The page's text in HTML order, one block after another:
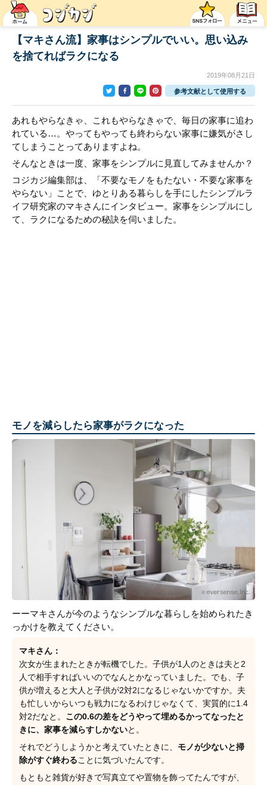
【マキさん流】家事はシンプルでいい。思い込み
を捨てればラクになる
2019年08月21日
参考文献として使用する
あれもやらなきゃ、これもやらなきゃで、毎日の家事に追わ
れている…。やってもやっても終わらない家事に嫌気がさし
てしまうことってありますよね。
そんなときは一度、家事をシンプルに見直してみませんか？
コジカジ編集部は、「不要なモノをもたない・不要な家事を
やらない」ことで、ゆとりある暮らしを手にしたシンプルラ
イフ研究家のマキさんにインタビュー。家事をシンプルにし
て、ラクになるための秘訣を伺いました。
モノを減らしたら家事がラクになった
ーーマキさんが今のようなシンプルな暮らしを始められたき
っかけを教えてください。
マキさん：
次女が生まれたときが転機でした。子供が1人のときは夫と2
人で相手すればいいのでなんとかなっていました。でも、子
供が増えると大人と子供が2対2になるじゃないかですか。夫
も忙しいからいつも戦力になるわけじゃなくて、実質的に1.4
対2だなと。 この0.6の差をどうやって埋めるかってなったと
きに、家事を減らすしかないと。
それでどうしようかと考えていたときに、 モノが少ないと掃
除がすぐ終わることに気づいたんです。
もともと雑貨が好きで写真立てや置物を飾ってたんですが、